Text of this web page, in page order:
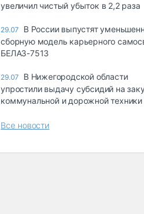
увеличил чистый убыток в 2,2 раза
29.07
В России выпустят
сборную модель карьерного
БЕЛАЗ-7513
29.07
В Нижегородской области
упростили выдачу субсидий на
коммунальной и дорожной техники
Все новости